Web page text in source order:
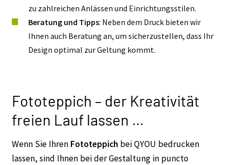
zu zahlreichen Anlässen und Einrichtungsstilen.
Beratung und Tipps: Neben dem Druck bieten wir
Ihnen auch Beratung an, um sicherzustellen, dass Ihr
Design optimal zur Geltung kommt.
Fototeppich – der Kreativität
freien Lauf lassen …
Wenn Sie Ihren Fototeppich bei QYOU bedrucken
lassen, sind Ihnen bei der Gestaltung in puncto